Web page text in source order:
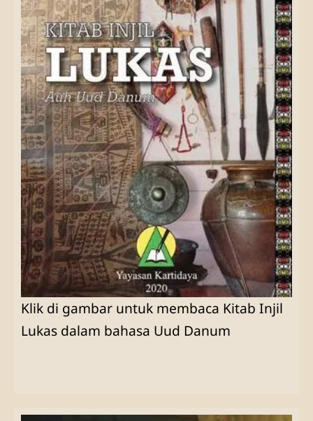
Klik di gambar untuk membaca Kitab Injil
Lukas dalam bahasa Uud Danum